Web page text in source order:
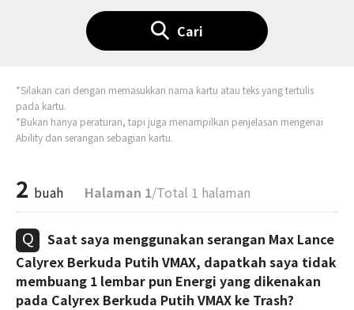
Cari
*Silakan cari dengan memasukkan nama kartu atau teks yang tertulis
pada kartu.
*Bukan hanya peraturan, tapi juga menampilkan penjelasan mengenai
Ability dan serangan sebagian kartu.
2 buah Halaman 1/Total 1 halaman
Saat saya menggunakan serangan Max Lance
Calyrex Berkuda Putih VMAX, dapatkah saya tidak
membuang 1 lembar pun Energi yang dikenakan
pada Calyrex Berkuda Putih VMAX ke Trash?